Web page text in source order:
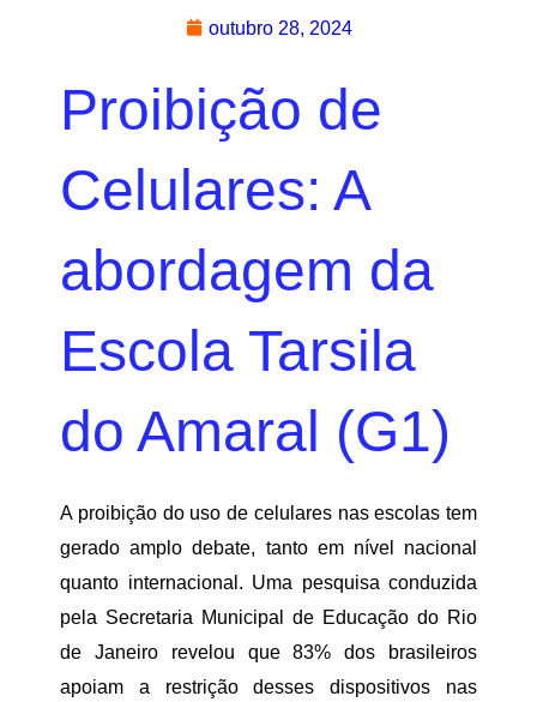
outubro 28, 2024
Proibição de
Celulares: A
abordagem da
Escola Tarsila
do Amaral (G1)
A proibição do uso de celulares nas escolas tem
gerado amplo debate, tanto em nível nacional
quanto internacional. Uma pesquisa conduzida
pela Secretaria Municipal de Educação do Rio
de Janeiro revelou que 83% dos brasileiros
apoiam a restrição desses dispositivos nas